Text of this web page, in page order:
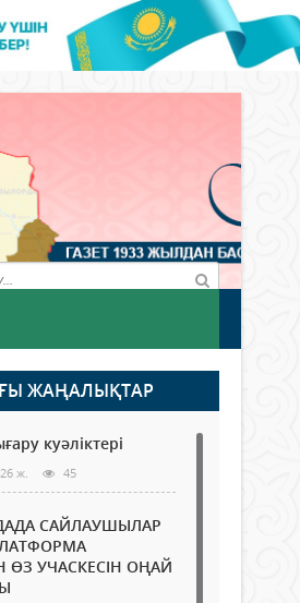
ЖАҢАЛЫҚТАР
куәліктері
ж. 45
САЙЛАУШЫЛАР
ӨЗ УЧАСКЕСІН ОҢАЙ